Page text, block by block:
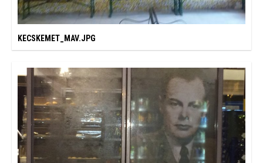
KECSKEMET_MAV.JPG